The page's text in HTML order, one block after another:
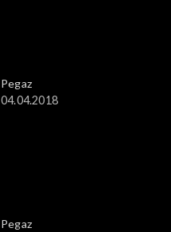
Pegaz
04.04.2018
Pegaz